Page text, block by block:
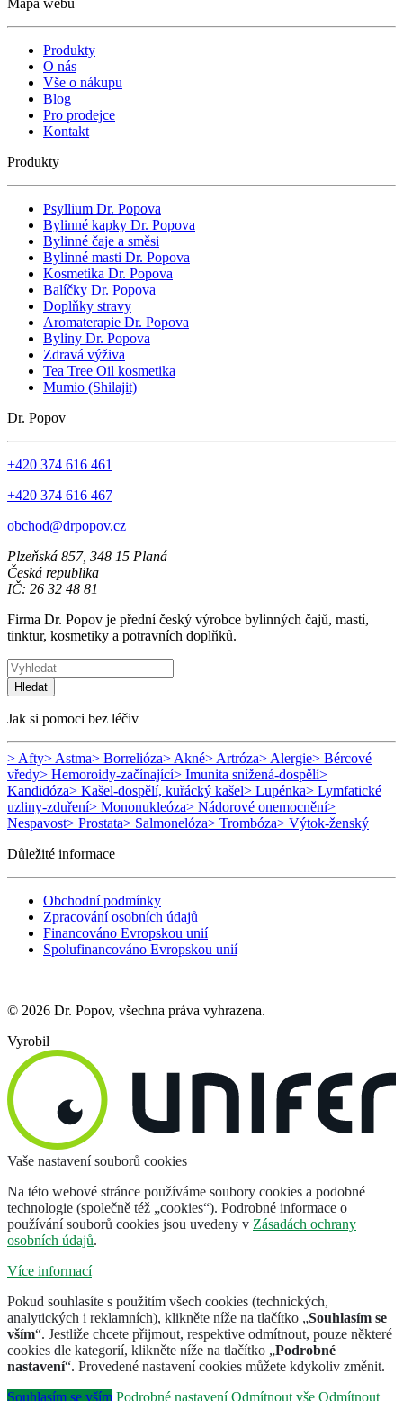
Produkty
O nás
Vše o nákupu
Blog
Pro prodejce
Kontakt
Produkty
Psyllium Dr. Popova
Bylinné kapky Dr. Popova
Bylinné čaje a směsi
Bylinné masti Dr. Popova
Kosmetika Dr. Popova
Balíčky Dr. Popova
Doplňky stravy
Aromaterapie Dr. Popova
Byliny Dr. Popova
Zdravá výživa
Tea Tree Oil kosmetika
Mumio (Shilajit)
Dr. Popov
+420 374 616 461
+420 374 616 467
obchod@drpopov.cz
Plzeňská 857, 348 15 Planá
Česká republika
IČ: 26 32 48 81
Firma Dr. Popov je přední český výrobce bylinných čajů, mastí,
tinktur, kosmetiky a potravních doplňků.
Hledat
Jak si pomoci bez léčiv
> Afty> Astma> Borrelióza> Akné> Artróza> Alergie> Bércové
vředy> Hemoroidy-začínající> Imunita snížená-dospělí>
Kandidóza> Kašel-dospělí, kuřácký kašel> Lupénka> Lymfatické
uzliny-zduření> Mononukleóza> Nádorové onemocnění>
Nespavost> Prostata> Salmonelóza> Trombóza> Výtok-ženský
Důležité informace
Obchodní podmínky
Zpracování osobních údajů
Financováno Evropskou unií
Spolufinancováno Evropskou unií
© 2026 Dr. Popov, všechna práva vyhrazena.
Vyrobil
Vaše nastavení souborů cookies
Na této webové stránce používáme soubory cookies a podobné
technologie (společně též „cookies“). Podrobné informace o
používání souborů cookies jsou uvedeny v Zásadách ochrany
osobních údajů.
Více informací
Pokud souhlasíte s použitím všech cookies (technických,
analytických i reklamních), klikněte níže na tlačítko „Souhlasím se
vším“. Jestliže chcete přijmout, respektive odmítnout, pouze některé
cookies dle kategorií, klikněte níže na tlačítko „Podrobné
nastavení“. Provedené nastavení cookies můžete kdykoliv změnit.
Souhlasím se vším Podrobné nastavení Odmítnout vše Odmítnout